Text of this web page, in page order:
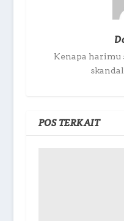
Kenapa harimu
POS TERKAIT